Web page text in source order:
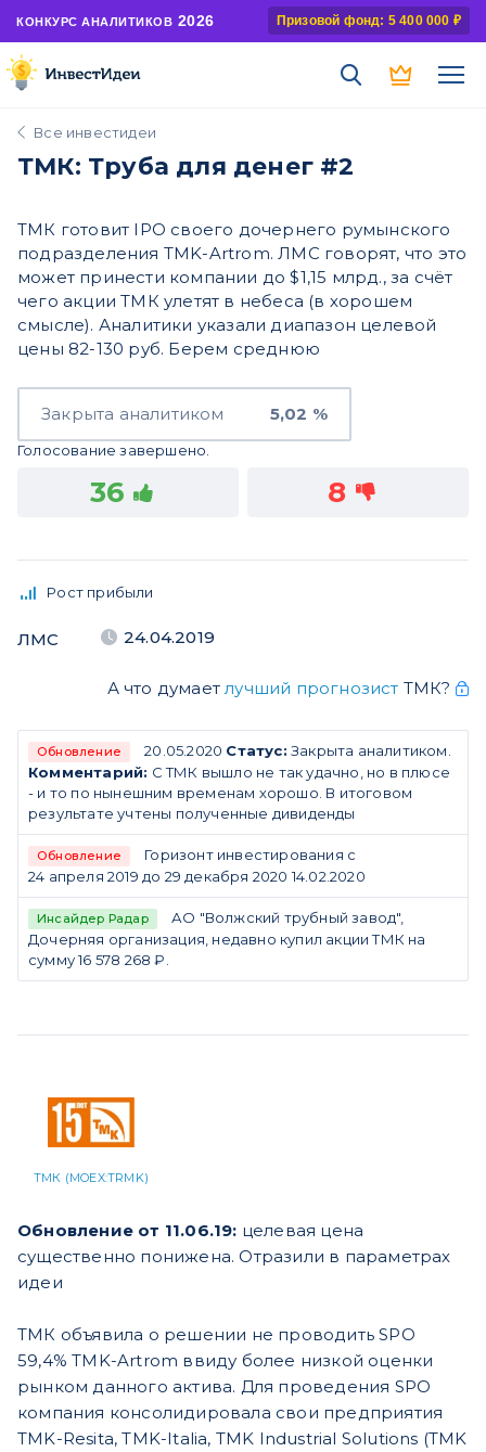
КОНКУРС АНАЛИТИКОВ 2026 Призовой фонд: 5 400 000 ₽
Все инвестидеи
ТМК: Труба для денег #2
ТМК готовит IPO своего дочернего румынского
подразделения TMK-Artrom. ЛМС говорят, что это
может принести компании до $1,15 млрд., за счёт
чего акции ТМК улетят в небеса (в хорошем
смысле). Аналитики указали диапазон целевой
цены 82-130 руб. Берем среднюю
Закрыта аналитиком 5,02 %
Голосование завершено.
36 8
Рост прибыли
ЛМС 24.04.2019
А что думает лучший прогнозист ТМК?
Обновление 20.05.2020 Статус: Закрыта аналитиком.
Комментарий: С ТМК вышло не так удачно, но в плюсе
- и то по нынешним временам хорошо. В итоговом
результате учтены полученные дивиденды
Обновление
Горизонт инвестирования с
24 апреля 2019 до 29 декабря 2020 14.02.2020
Инсайдер Радар
АО "Волжский трубный завод",
Дочерняя организация, недавно купил акции ТМК на
сумму 16 578 268 ₽.
ТМК (MOEX:TRMK)
Обновление от 11.06.19: целевая цена
существенно понижена. Отразили в параметрах
идеи
ТМК объявила о решении не проводить SPO
59,4% TMK-Artrom ввиду более низкой оценки
рынком данного актива. Для проведения SPO
компания консолидировала свои предприятия
TMK-Resita, TMK-Italia, TMK Industrial Solutions (TMK